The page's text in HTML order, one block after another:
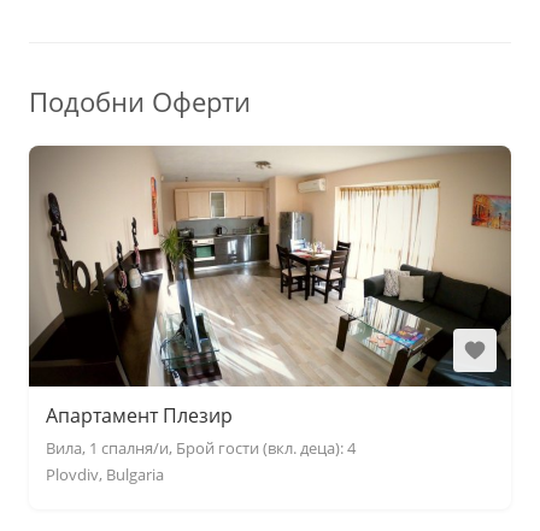
Подобни Оферти
Апартамент Плезир
Вила, 1 спалня/и, Брой гости (вкл. деца): 4
Plovdiv, Bulgaria